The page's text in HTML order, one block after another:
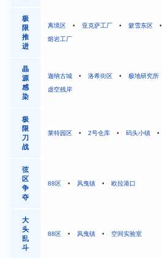
极
限
推
进
离境区 • 亚克萨工厂 • 簌雪东区 •
熔岩工厂
晶
源
感
染
迦纳古城 • 洛希街区 • 极地研究所
虚空残岸
极
限
刀
战
莱特园区 • 2号仓库 • 码头小镇 •
弦
区
争
夺
88区 • 风曳镇 • 欧拉港口
大
头
乱
斗
88区 • 风曳镇 • 空间实验室